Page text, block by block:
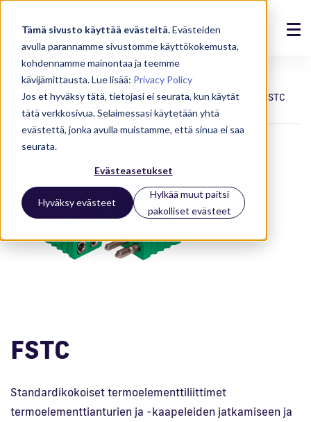
Tämä sivusto käyttää evästeitä.Evästeiden
avulla parannamme sivustomme käyttökokemusta,
kohdennamme mainontaa ja teemme
kävijämittausta. Lue lisää: Privacy Policy
Jos et hyväksy tätä, tietojasi ei seurata, kun käytät
tätä verkkosivua. Selaimessasi käytetään yhtä
evästettä, jonka avulla muistamme, että sinua ei saa
seurata.
Evästeasetukset
Hyväksy evästeet
Hylkää muut paitsi
pakolliset evästeet
Ratkaisut
Tuotteet
Referenssit
Ajankohtaista
Meistä
Kirjaudu
En
Laitteet
Anturit
Termoelementtikaapelit, -liittimet ja suojaputket
FSTC
FSTC
Standardikokoiset termoelementtiliittimet
termoelementtianturien ja -kaapeleiden jatkamiseen ja